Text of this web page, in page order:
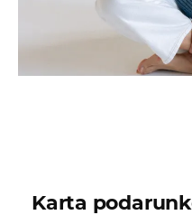
Karta